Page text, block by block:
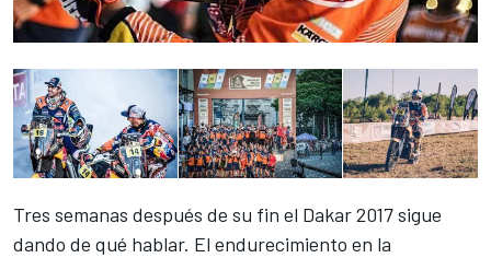
Tres semanas después de su fin el Dakar 2017sigue
dando de qué hablar. El endurecimiento en la